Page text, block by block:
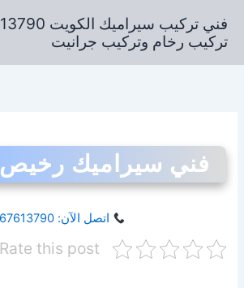
المحتوى
تركيب رخام وتركيب جرانيت
فني سيراميك رخيص
اتصل الآن: 67613790
Rate this post